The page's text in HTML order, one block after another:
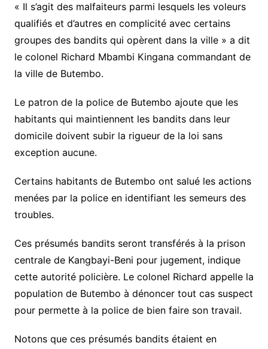
« Il s’agit des malfaiteurs parmi lesquels les voleurs
qualifiés et d’autres en complicité avec certains
groupes des bandits qui opèrent dans la ville » a dit
le colonel Richard Mbambi Kingana commandant de
la ville de Butembo.
Le patron de la police de Butembo ajoute que les
habitants qui maintiennent les bandits dans leur
domicile doivent subir la rigueur de la loi sans
exception aucune.
Certains habitants de Butembo ont salué les actions
menées par la police en identifiant les semeurs des
troubles.
Ces présumés bandits seront transférés à la prison
centrale de Kangbayi-Beni pour jugement, indique
cette autorité policière. Le colonel Richard appelle la
population de Butembo à dénoncer tout cas suspect
pour permette à la police de bien faire son travail.
Notons que ces présumés bandits étaient en